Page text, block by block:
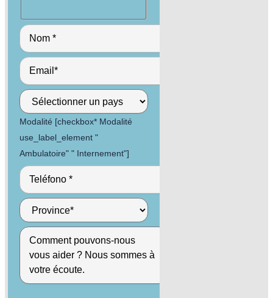
Modalité [checkbox* Modalité
use_label_element "
Ambulatoire" " Internement"]